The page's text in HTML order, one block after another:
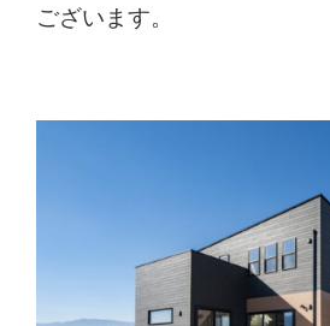
ございます。